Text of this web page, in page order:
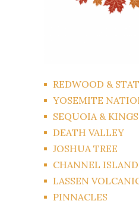
REDWOOD &
YOSEMITE
SEQUOIA &
DEATH VALLEY
JOSHUA TREE
CHANNEL
LASSEN
PINNACLES